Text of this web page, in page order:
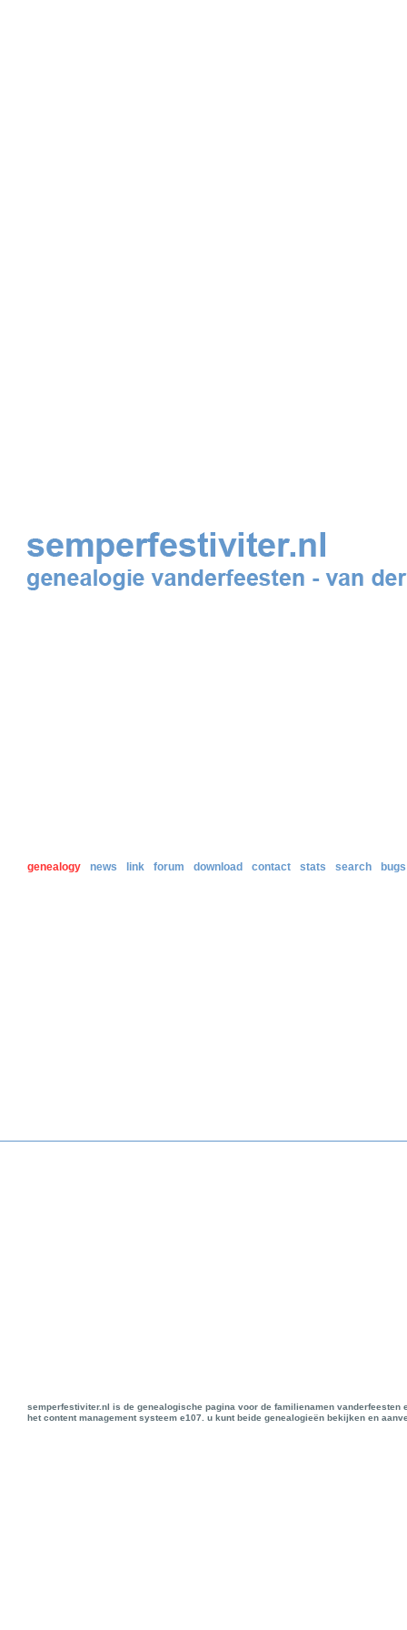
genealogy news link forum download contact stats search bugs
semperfestiviter.nl is de genealogische pagina voor de familienamen
het content management systeem e107. u kunt beide genealogieën bekijken en